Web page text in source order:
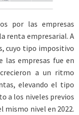
por las empresas
renta empresarial. A
cuyo tipo impositivo
las empresas fue en
a un ritmo
elevando el tipo
a los niveles previos
mismo nivel en 2022.